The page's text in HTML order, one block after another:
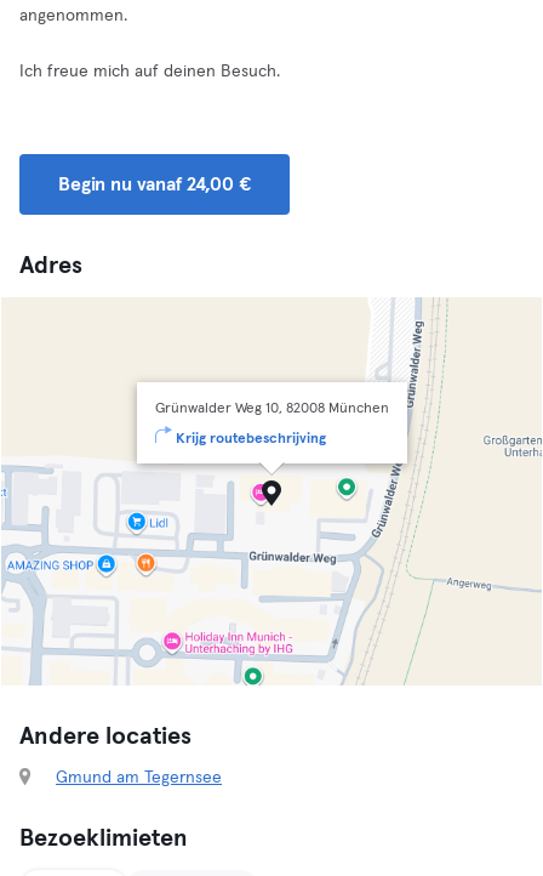
angenommen.
Ich freue mich auf deinen Besuch.
Begin nu vanaf 24,00 €
Adres
Grünwalder Weg 10, 82008 München
Krijg routebeschrijving
Andere locaties
Gmund am Tegernsee
Bezoeklimieten